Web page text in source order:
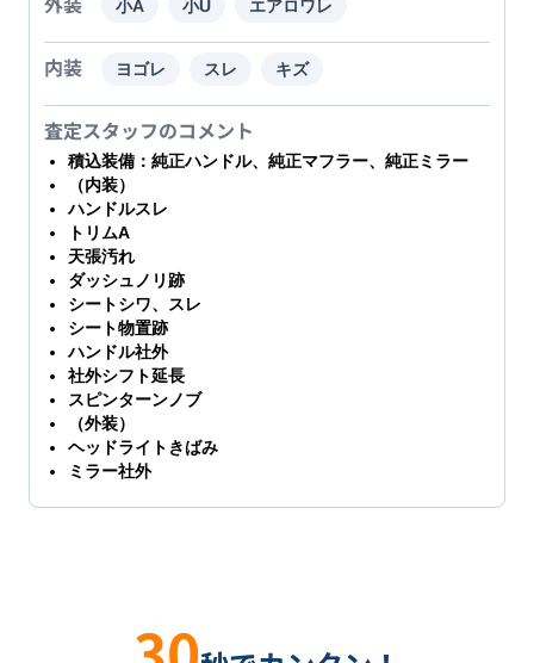
小A 小U エアロワレ
内装 ヨゴレ スレ キズ
査定スタッフのコメント
積込装備：純正ハンドル、純正マフラー、純正ミラー
（内装）
ハンドルスレ
トリムA
天張汚れ
ダッシュノリ跡
シートシワ、スレ
シート物置跡
ハンドル社外
社外シフト延長
スピンターンノブ
（外装）
ヘッドライトきばみ
ミラー社外